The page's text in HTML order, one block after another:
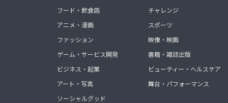
フード・飲食店
アニメ・漫画
ファッション
ゲーム・サービス開発
ビジネス・起業
アート・写真
ソーシャルグッド
チャレンジ
スポーツ
映像・映画
書籍・雑誌出版
ビューティー・ヘルスケア
舞台・パフォーマンス